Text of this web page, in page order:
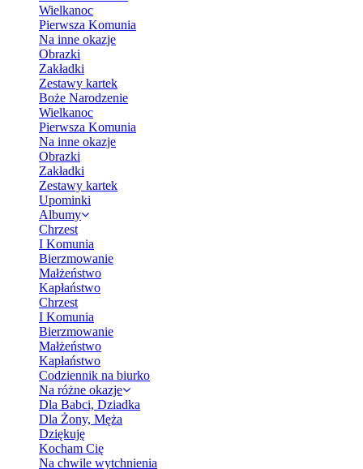
Wielkanoc
Pierwsza Komunia
Na inne okazje
Obrazki
Zakładki
Zestawy kartek
Boże Narodzenie
Wielkanoc
Pierwsza Komunia
Na inne okazje
Obrazki
Zakładki
Zestawy kartek
Upominki
Albumy
Chrzest
I Komunia
Bierzmowanie
Małżeństwo
Kapłaństwo
Chrzest
I Komunia
Bierzmowanie
Małżeństwo
Kapłaństwo
Codziennik na biurko
Na różne okazje
Dla Babci, Dziadka
Dla Żony, Męża
Dziękuję
Kocham Cię
Na chwile wytchnienia